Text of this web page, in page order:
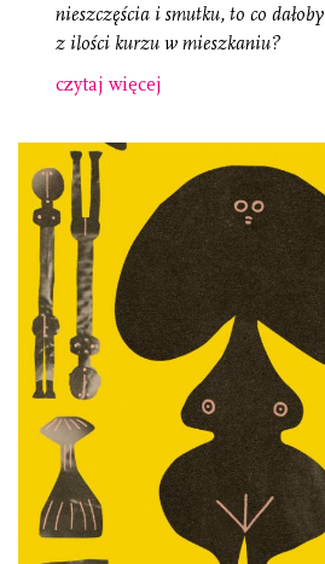
nieszczęścia i smutku, to co
z ilości kurzu w mieszkaniu?
czytaj więcej